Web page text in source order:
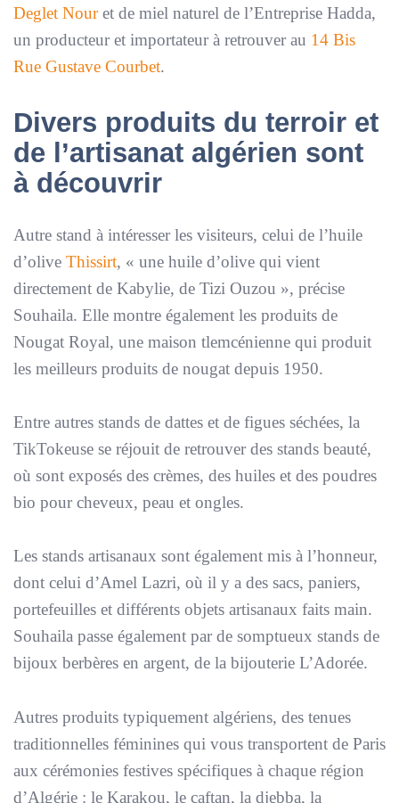
Deglet Nouret de miel naturel de l’Entreprise Hadda,
un producteur et importateur à retrouver au 14 Bis
Rue Gustave Courbet.
Divers produits du terroir et
de l’artisanat algérien sont
à découvrir
Autre stand à intéresser les visiteurs, celui de l’huile
d’olive Thissirt, « une huile d’olive qui vient
directement de Kabylie, de Tizi Ouzou », précise
Souhaila. Elle montre également les produits de
Nougat Royal, une maison tlemcénienne qui produit
les meilleurs produits de nougat depuis 1950.
Entre autres stands de dattes et de figues séchées, la
TikTokeuse se réjouit de retrouver des stands beauté,
où sont exposés des crèmes, des huiles et des poudres
bio pour cheveux, peau et ongles.
Les stands artisanaux sont également mis à l’honneur,
dont celui d’Amel Lazri, où il y a des sacs, paniers,
portefeuilles et différents objets artisanaux faits main.
Souhaila passe également par de somptueux stands de
bijoux berbères en argent, de la bijouterie L’Adorée.
Autres produits typiquement algériens, des tenues
traditionnelles féminines qui vous transportent de Paris
aux cérémonies festives spécifiques à chaque région
d’Algérie : le Karakou, le caftan, la djebba, la